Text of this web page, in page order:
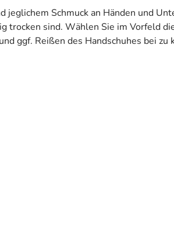
Schmuck an Händen und
trocken sind. Wählen Sie im Vorfeld
ggf. Reißen des Handschuhes bei zu